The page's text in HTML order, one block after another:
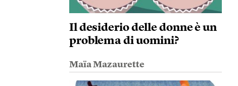
Il desiderio delle donne è un
problema di uomini?
Maïa Mazaurette